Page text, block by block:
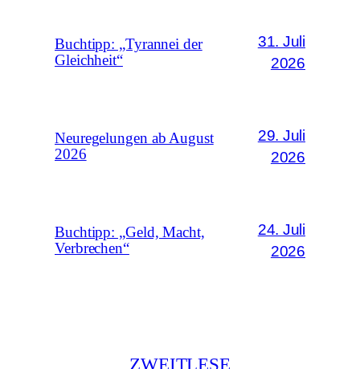
Buchtipp: „Tyrannei der
Gleichheit“
31. Juli
2026
Neuregelungen ab August
2026
29. Juli
2026
Buchtipp: „Geld, Macht,
Verbrechen“
24. Juli
2026
ZWEITLESE